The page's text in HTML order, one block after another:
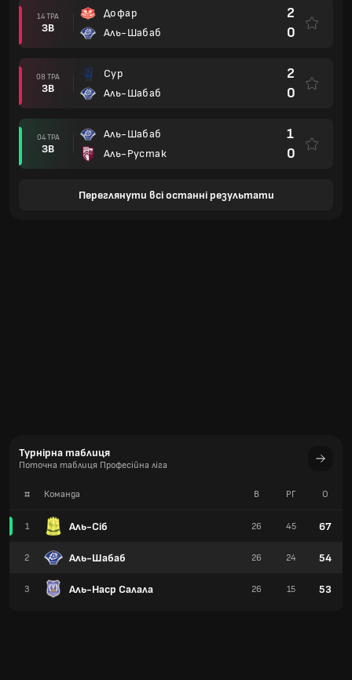
14 ТРА
ЗВ
Дофар
Аль-Шабаб
2
0
08 ТРА
ЗВ
Сур
Аль-Шабаб
2
0
04 ТРА
ЗВ
Аль-Шабаб
Аль-Рустак
1
0
Переглянути всі останні результати
Турнірна таблиця
Поточна таблиця Професійна ліга
# Команда
1 Аль-Сіб
2 Аль-Шабаб
3 Аль-Наср Салала
В РГ О
26 45 67
26 24 54
26 15 53